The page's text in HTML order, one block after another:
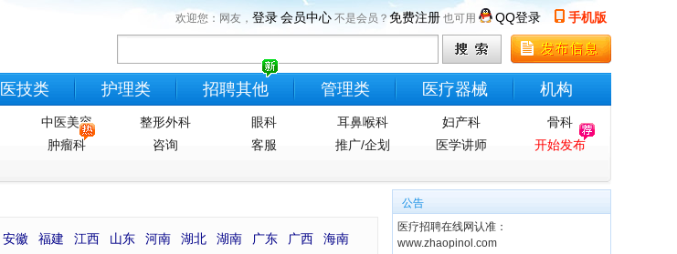
欢迎您：网友， 登录会员中心 不是会员？ 免费注册 也可用 QQ登录 手机版
医技类 护理类 招聘其他 管理类 医疗器械 机构
中医美容 整形外科 眼科 耳鼻喉科 妇产科
骨科
肿瘤科 咨询 客服 推广/企划 医学讲师
开始发布
安徽 福建 江西 山东 河南 湖北 湖南 广东 广西 海南
公告
医疗招聘在线网认准：
www.zhaopinol.com